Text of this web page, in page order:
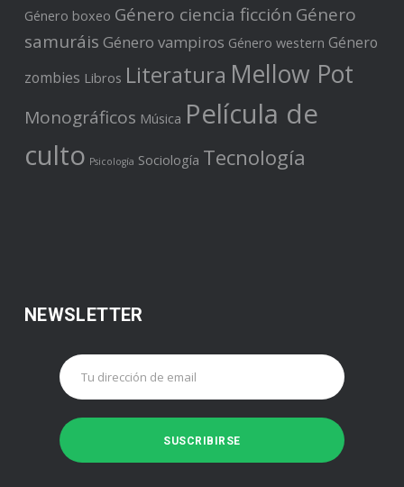
Género boxeo Género ciencia ficción Género
samuráis Género vampiros Género western Género
zombies Libros Literatura Mellow Pot
Monográficos Música Película de
culto Psicología Sociología Tecnología
NEWSLETTER